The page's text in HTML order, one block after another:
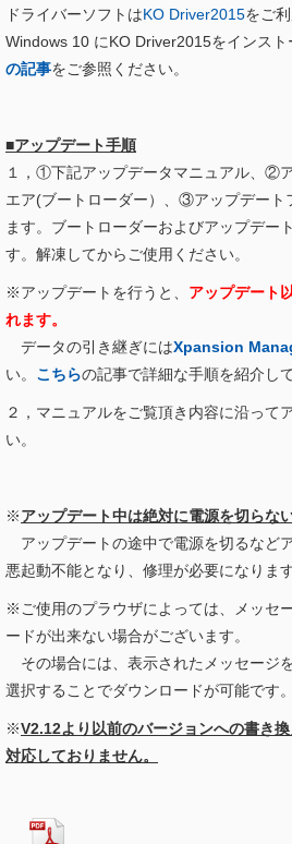
ドライバーソフトはKO Driver2015をご
Windows 10 にKO Driver2015をインスト
の記事をご参照ください。
■アップデート手順
１，①下記アップデータマニュアル、②
エア(ブートローダー）、③アップデート
ます。ブートローダーおよびアップデー
す。解凍してからご使用ください。
※アップデートを行うと、 アップデート
れます。
データの引き継ぎにはXpansion
い。 こちらの記事で詳細な手順を紹介し
２，マニュアルをご覧頂き内容に沿って
い。
※アップデート中は絶対に電源を切らな
アップデートの途中で電源を切るなど
悪起動不能となり、修理が必要になります
※ご使用のプラウザによっては、メッセ
ードが出来ない場合がございます。
その場合には、表示されたメッセージ
選択することでダウンロードが可能です。
※V2.12より以前のバージョンへの書き
対応しておりません。